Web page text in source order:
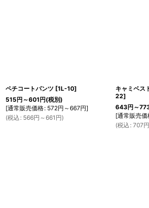
ペチコートパンツ [1L-10]
515円 ～601円(税別)
[通常販売価格: 572円 ～667円]
(税込 : 566円 ～661 円)
キャミベス
22]
643円 ～
[通常販売価
(税込 : 707円